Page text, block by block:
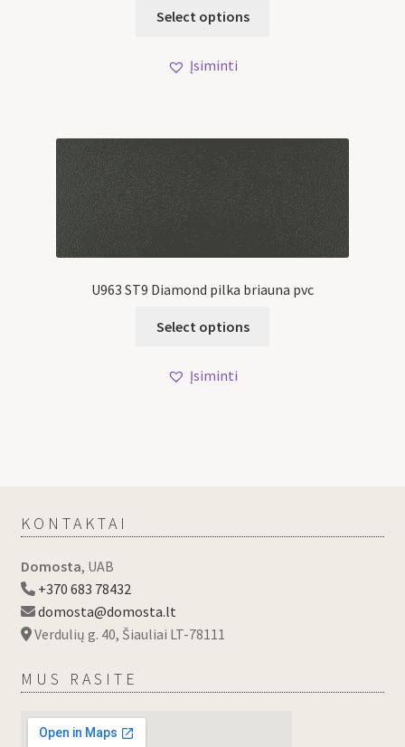
Select options
Įsiminti
U963 ST9 Diamond pilka briauna pvc
Select options
Įsiminti
KONTAKTAI
Domosta, UAB
+370 683 78432
domosta@domosta.lt
Verdulių g. 40, Šiauliai LT-78111
MUS RASITE